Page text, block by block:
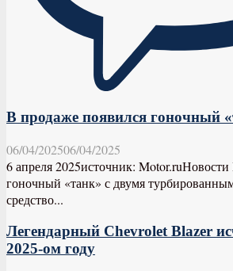
В продаже появился гоночный
06/04/202506/04/2025
6 апреля 2025источник:
гоночный «танк» с двумя
средство...
Легендарный Chevrolet Blazer
2025-ом году